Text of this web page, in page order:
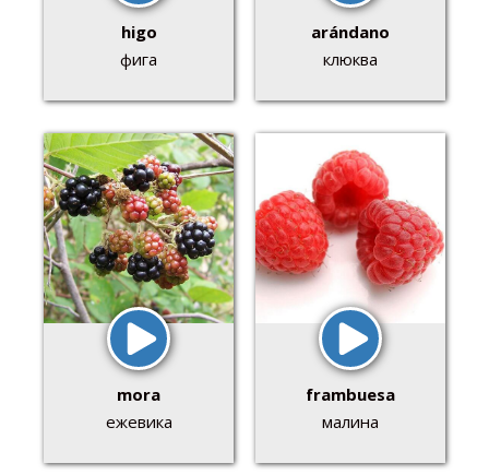
higo
фига
arándano
клюква
mora
ежевика
frambuesa
малина